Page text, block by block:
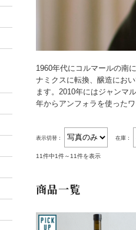
1960年代にコルマールの南
ナミクスに転換、醸造にお
ます。2010年にはジャンマ
年からアンフォラを使った
表示切替： 在庫：
11件中1件～11件を表示
商品一覧